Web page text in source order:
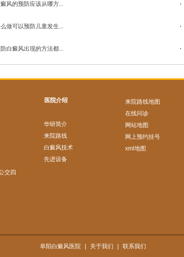
风的预防应该从哪方...
做可以预防儿童发生...
白癜风出现的方法都...
交四
医院介绍
华研简介
来院路线
白癜风技术
先进设备
来院路线地图
在线问诊
网站地图
网上预约挂号
xml地图
阜阳白癜风医院 关于我们 联系我们